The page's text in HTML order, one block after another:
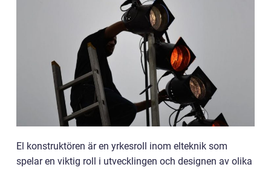
El konstruktören är en yrkesroll inom elteknik som
spelar en viktig roll i utvecklingen och designen av olika